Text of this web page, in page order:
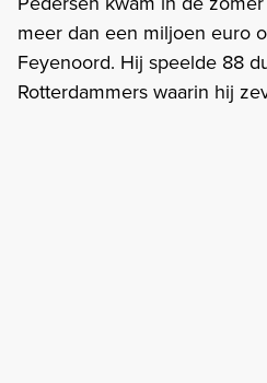
meer dan een miljoen euro
Feyenoord. Hij speelde 88
Rotterdammers waarin hij